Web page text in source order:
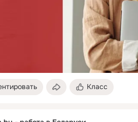
Класс